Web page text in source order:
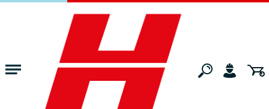
Zum Hauptinhalt springen
Maschinen & Werkzeuge Werkstatteinrichtung